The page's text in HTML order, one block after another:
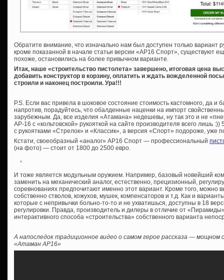
Обратите внимание, что изначально нам был доступен только вариант
кроме показанной в начале статьи версии «АР16 Спорт», существуют
похоже, остановились на более привычном варианте.
Итак, наше «строительство пистолета» завершено, итоговая цена
добавить конструктор в корзину, оплатить и ждать вожделенной
строили и наконец построили. Ура!!!
P.S. Если вас привела в шоковое состояние стоимость кастомного, да и
напротив, порадуйтесь, что обалденные наценки на импорт
зарубежным. Да, все изделия «Атамана» недешевы, ну так это и не
АР-16 с «кольтовской» рукояткой на сайте производителя всего лишь
с рукоятками «Стрелок» и «Классик», а версия «Спорт» подороже, уже
Кстати, своеобразный «аналог» АР16 Спорт — профессиональный
(на фото) — стоит от 1800 до 2500 евро.
И тоже является модульным оружием. Например, базовый новейший
заменить на механический аналог, естественно, прецизионный,
соревнованиях предпочитают именно этот вариант. Кроме того, можно
собственно стволов, кожухов, мушек, компенсаторов и т.д. Как и
которые с непривычки больно-то-то и не ухватишься, доступны в 18
регулировки. Правда, производитель и дилеры в отличие от
интерактивного способа «строительства» собственного варианта
А напоследок традиционное видео о самом герое рассказа —
«Атаман АР16»